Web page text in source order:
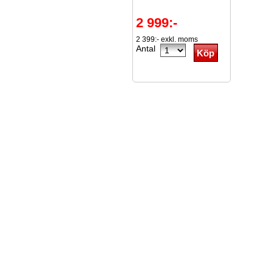
2 999:-
2 399:- exkl. moms
Antal